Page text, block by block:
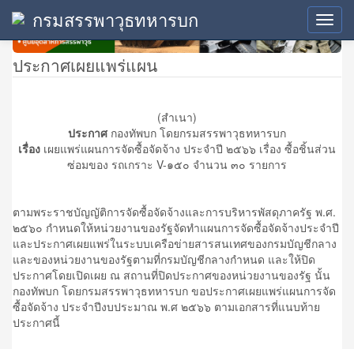
กรมสรรพาวุธทหารบก
ประกาศเผยแพร่แผน
(สำเนา)
ประกาศกองทัพบก โดยกรมสรรพาวุธทหารบก
เรื่อง เผยแพร่แผนการจัดซื้อจัดจ้าง ประจำปี ๒๕๖๖ เรื่อง ซื้อชิ้นส่วน
ซ่อมของ รถเกราะ V-๑๕๐ จำนวน ๓๐ รายการ
ตามพระราชบัญญัติการจัดซื้อจัดจ้างและการบริหารพัสดุภาครัฐ พ.ศ.
๒๕๖๐ กำหนดให้หน่วยงานของรัฐจัดทำแผนการจัดซื้อจัดจ้างประจำปี
และประกาศเผยแพร่ในระบบเครือข่ายสารสนเทศของกรมบัญชีกลาง
และของหน่วยงานของรัฐตามที่กรมบัญชีกลางกำหนด และให้ปิด
ประกาศโดยเปิดเผย ณ สถานที่ปิดประกาศของหน่วยงานของรัฐ นั้น
กองทัพบก โดยกรมสรรพาวุธทหารบก ขอประกาศเผยแพร่แผนการจัด
ซื้อจัดจ้าง ประจำปีงบประมาณ พ.ศ ๒๕๖๖ ตามเอกสารที่แนบท้าย
ประกาศนี้